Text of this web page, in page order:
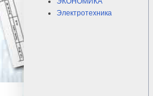
Электротехника